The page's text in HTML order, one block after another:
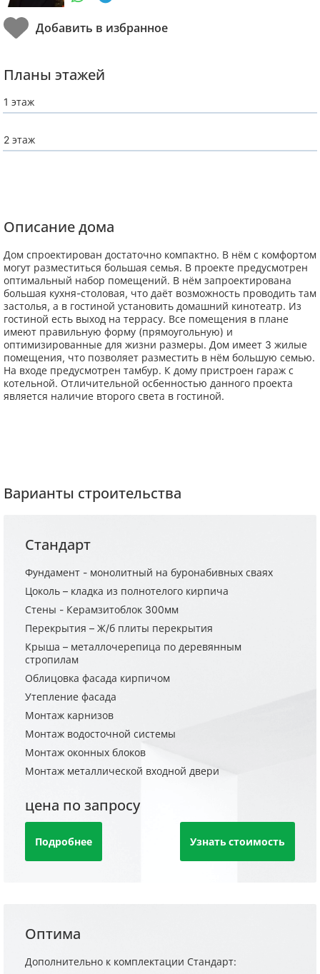
Планы этажей
1 этаж
2 этаж
Описание дома
Дом спроектирован достаточно компактно. В нём с комфортом
могут разместиться большая семья. В проекте предусмотрен
оптимальный набор помещений. В нём запроектирована
большая кухня-столовая, что даёт возможность проводить там
застолья, а в гостиной установить домашний кинотеатр. Из
гостиной есть выход на террасу. Все помещения в плане
имеют правильную форму (прямоугольную) и
оптимизированные для жизни размеры. Дом имеет 3 жилые
помещения, что позволяет разместить в нём большую семью.
На входе предусмотрен тамбур. К дому пристроен гараж с
котельной. Отличительной осбенностью данного проекта
является наличие второго света в гостиной.
Варианты строительства
Стандарт
Фундамент - монолитный на буронабивных сваях
Цоколь – кладка из полнотелого кирпича
Стены - Керамзитоблок 300мм
Перекрытия – Ж/б плиты перекрытия
Крыша – металлочерепица по деревянным
стропилам
Облицовка фасада кирпичом
Утепление фасада
Монтаж карнизов
Монтаж водосточной системы
Монтаж оконных блоков
Монтаж металлической входной двери
цена по запросу
Подробнее Узнать стоимость
Оптима
Дополнительно к комплектации Стандарт: